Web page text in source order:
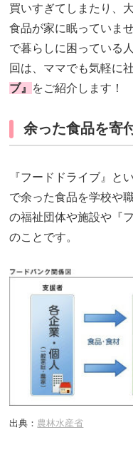
買いすぎてしまたり、
食品が家に眠っていま
で暮らしに困っている
回は、ママでも気軽に
ブ』 をご紹介します！
余った食品を寄
『フードドライブ』と
で余った食品を学校や
の福祉団体や施設や『
のことです。
出典： 農林水産省